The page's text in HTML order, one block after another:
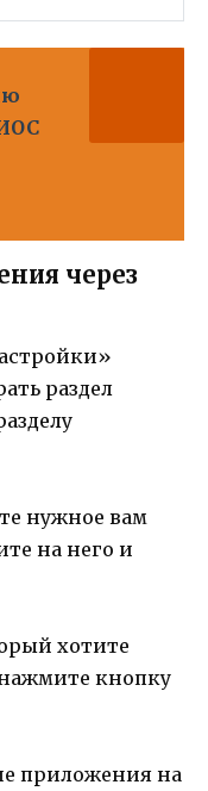
через
раздел
нужное вам
на него и
хотите
кнопку
приложения на